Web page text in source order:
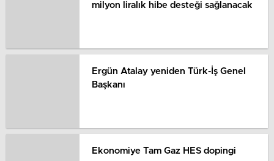
milyon liralık hibe desteği sağlanacak
Ergün Atalay yeniden Türk-İş Genel
Başkanı
Ekonomiye Tam Gaz HES dopingi